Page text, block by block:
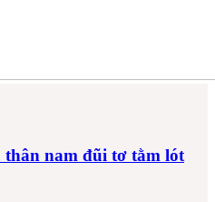
nam đũi tơ tằm lót